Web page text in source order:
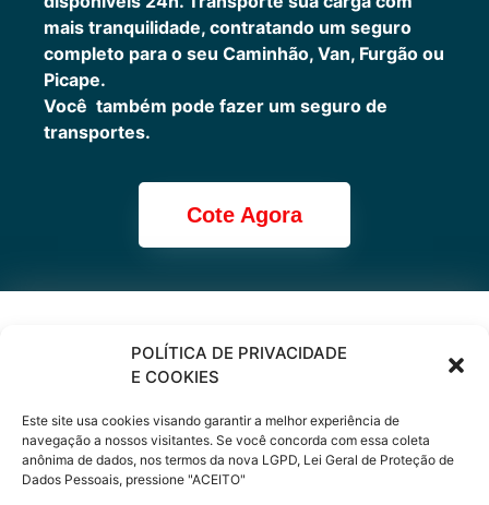
POLÍTICA DE PRIVACIDADE
E COOKIES
Este site usa cookies visando garantir a melhor experiência de
navegação a nossos visitantes. Se você concorda com essa coleta
anônima de dados, nos termos da nova LGPD, Lei Geral de Proteção de
Dados Pessoais, pressione "ACEITO"
mais tranquilidade, contratando um seguro
completo para o seu Caminhão, Van, Furgão ou
Picape.
Você também pode fazer um seguro de
transportes.
Cote Agora
Cote online ou
peça via
WhatsApp